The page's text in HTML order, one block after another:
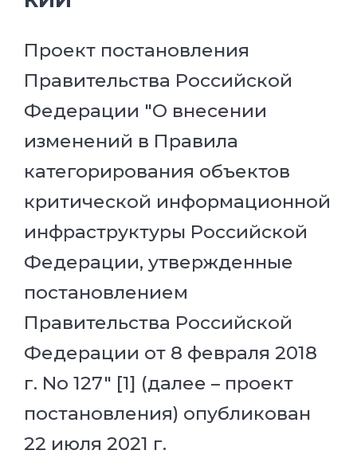
Проект постановления
Правительства Российской
Федерации "О внесении
изменений в Правила
категорирования объектов
критической информационной
инфраструктуры Российской
Федерации, утвержденные
постановлением
Правительства Российской
Федерации от 8 февраля 2018
г. No 127" [1] (далее – проект
постановления) опубликован
22 июля 2021 г.